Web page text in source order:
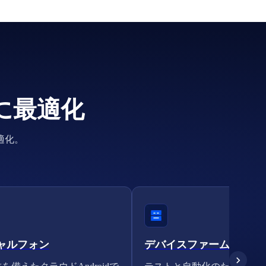
最適化
。
ルフォン デバイスファーム